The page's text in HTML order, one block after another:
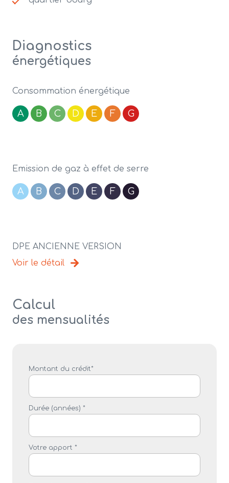
Diagnostics
énergétiques
Consommation énergétique
A B C D E F G
Emission de gaz à effet de serre
A B C D E F G
DPE ANCIENNE VERSION
Voir le détail
Calcul
des mensualités
Montant du crédit*
Durée (années) *
Votre apport *